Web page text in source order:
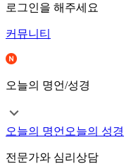
로그인을 해주세요
커뮤니티
오늘의 명언/성경
오늘의 명언 오늘의 성경
전문가와 심리상담